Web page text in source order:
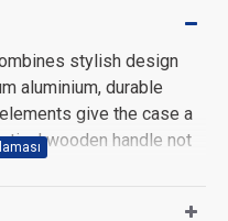
stylish design
aluminium, durable
give the case a
wooden handle not